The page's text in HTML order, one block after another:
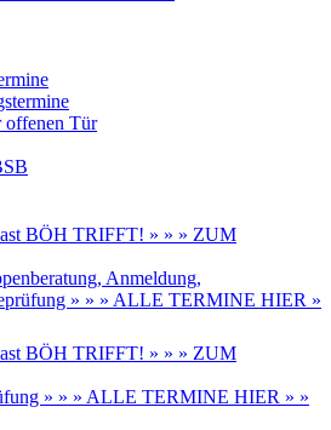
offenen Tür
BÖH TRIFFT! » » » ZUM
Anmeldung,
» » » ALLE TERMINE HIER »
BÖH TRIFFT! » » » ZUM
» » » ALLE TERMINE HIER » »